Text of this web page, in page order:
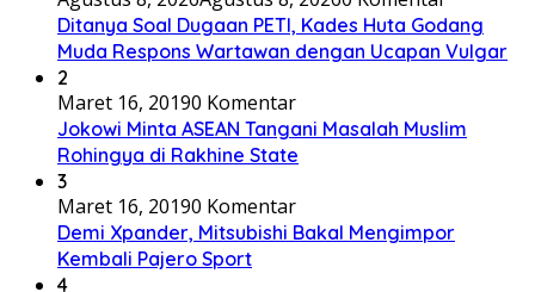
Ditanya Soal Dugaan PETI, Kades Huta Godang
Muda Respons Wartawan dengan Ucapan Vulgar
2
Maret 16, 20190 Komentar
Jokowi Minta ASEAN Tangani Masalah Muslim
Rohingya di Rakhine State
3
Maret 16, 20190 Komentar
Demi Xpander, Mitsubishi Bakal Mengimpor
Kembali Pajero Sport
4